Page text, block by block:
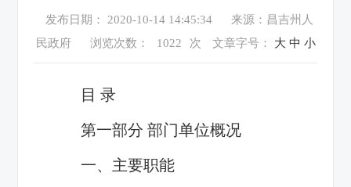
发布日期： 2020-10-14 14:45:34
来源：昌吉州人
民政府
浏览次数： 1022 次 文章字号： 大 中 小
目 录
第一部分 部门单位概况
一、主要职能